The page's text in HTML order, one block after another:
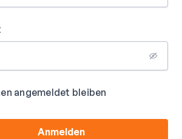
angemeldet bleiben
Anmelden